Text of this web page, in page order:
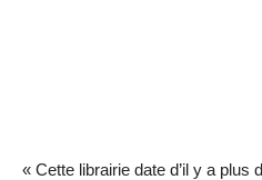
« Cette librairie date d’il y a plus